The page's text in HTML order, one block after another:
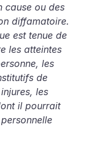
cause ou des
diffamatoire.
est tenue de
les atteintes
les
de
les
il pourrait